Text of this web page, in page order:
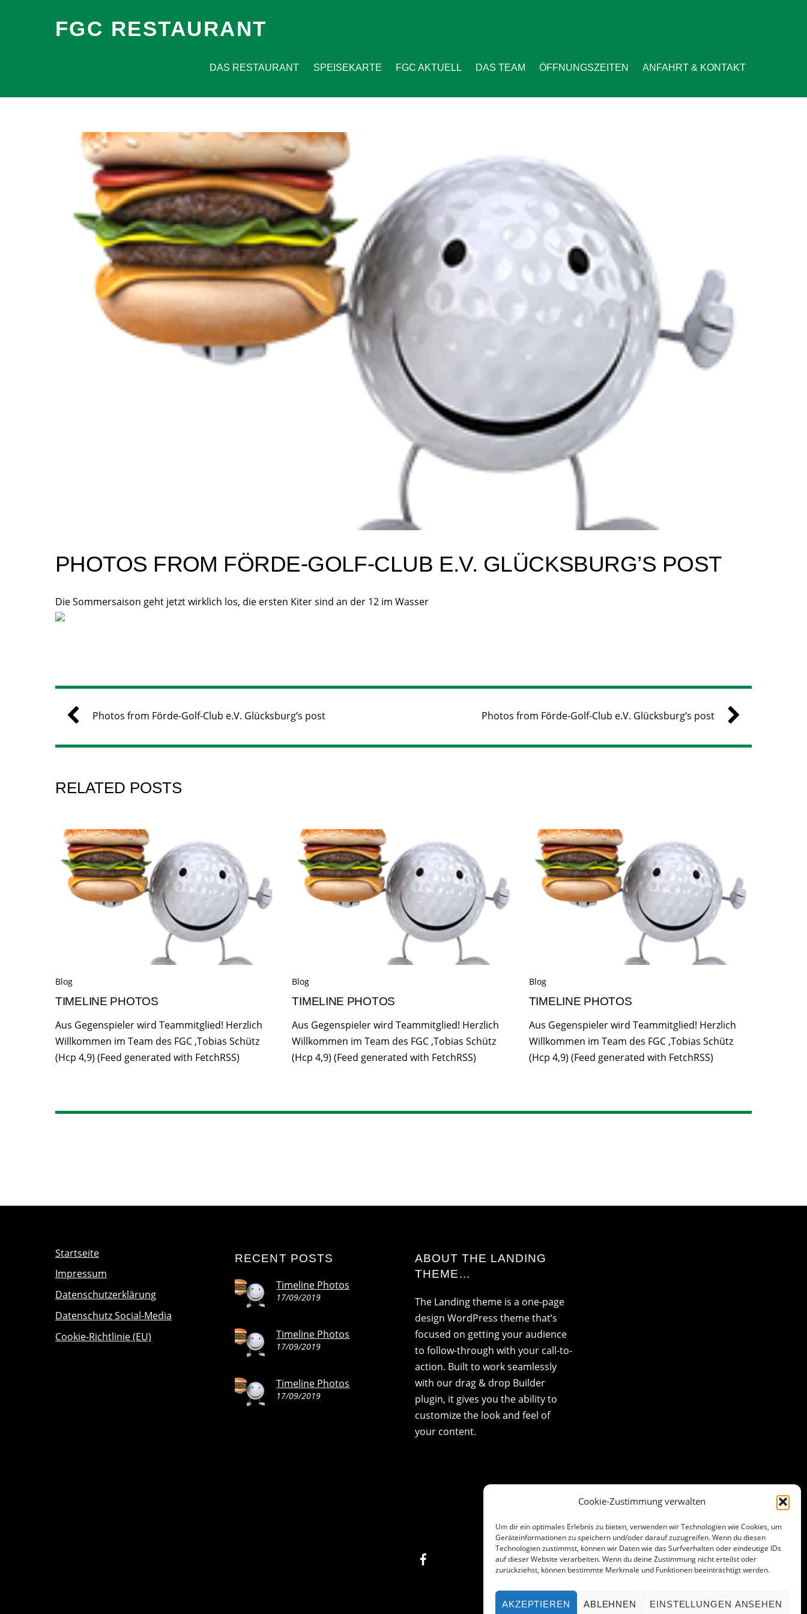
Cookie-Zustimmung verwalten
Um dir ein optimales Erlebnis zu bieten, verwenden wir Technologien wie Cookies, um
Geräteinformationen zu speichern und/oder darauf zuzugreifen. Wenn du diesen
Technologien zustimmst, können wir Daten wie das Surfverhalten oder eindeutige IDs
auf dieser Website verarbeiten. Wenn du deine Zustimmung nicht erteilst oder
zurückziehst, können bestimmte Merkmale und Funktionen beeinträchtigt werden.
AKZEPTIEREN ABLEHNEN EINSTELLUNGEN ANSEHEN
FGC RESTAURANT
DAS RESTAURANT SPEISEKARTE FGC AKTUELL DAS TEAM ÖFFNUNGSZEITEN ANFAHRT & KONTAKT
PHOTOS FROM FÖRDE-GOLF-CLUB E.V. GLÜCKSBURG’S POST
Die Sommersaison geht jetzt wirklich los, die ersten Kiter sind an der 12 im Wasser
Photos from Förde-Golf-Club e.V. Glücksburg’s post Photos from Förde-Golf-Club e.V. Glücksburg’s post
RELATED POSTS
Blog
TIMELINE PHOTOS
Aus Gegenspieler wird Teammitglied! Herzlich
Willkommen im Team des FGC ,Tobias Schütz
(Hcp 4,9) (Feed generated with FetchRSS)
Blog
TIMELINE PHOTOS
Aus Gegenspieler wird Teammitglied! Herzlich
Willkommen im Team des FGC ,Tobias Schütz
(Hcp 4,9) (Feed generated with FetchRSS)
Blog
TIMELINE PHOTOS
Aus Gegenspieler wird Teammitglied! Herzlich
Willkommen im Team des FGC ,Tobias Schütz
(Hcp 4,9) (Feed generated with FetchRSS)
Startseite
Impressum
Datenschutzerklärung
Datenschutz Social-Media
Cookie-Richtlinie (EU)
RECENT POSTS
Timeline Photos
17/09/2019
Timeline Photos
17/09/2019
Timeline Photos
17/09/2019
ABOUT THE LANDING
THEME…
The Landing theme is a one-page
design WordPress theme that’s
focused on getting your audience
to follow-through with your call-to-
action. Built to work seamlessly
with our drag & drop Builder
plugin, it gives you the ability to
customize the look and feel of
your content.